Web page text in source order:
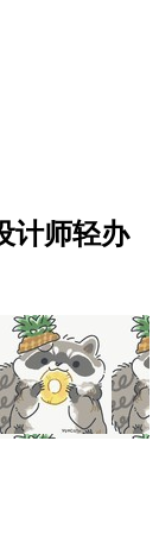
计师轻办